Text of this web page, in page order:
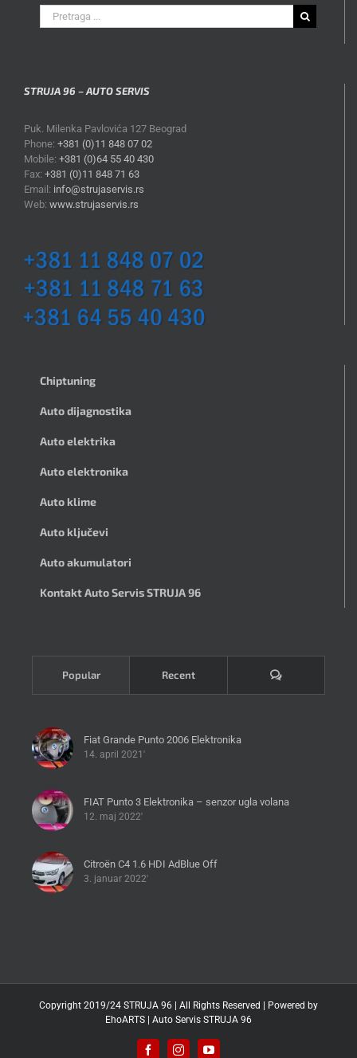
Search
for:
STRUJA 96 – AUTO SERVIS
Puk. Milenka Pavlovića 127 Beograd
Phone: +381 (0)11 848 07 02
Mobile: +381 (0)64 55 40 430
Fax: +381 (0)11 848 71 63
Email: info@strujaservis.rs
Web: www.strujaservis.rs
Chiptuning
Auto dijagnostika
Auto elektrika
Auto elektronika
Auto klime
Auto ključevi
Auto akumulatori
Kontakt Auto Servis STRUJA 96
Popular Recent Komentari
Fiat Grande Punto 2006 Elektronika
14. april 2021'
FIAT Punto 3 Elektronika – senzor ugla volana
12. maj 2022'
Citroën C4 1.6 HDI AdBlue Off
3. januar 2022'
Copyright 2019/24 STRUJA 96 | All Rights Reserved | Powered by
EhoARTS | Auto Servis STRUJA 96
FacebookInstagramYouTube